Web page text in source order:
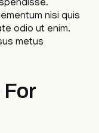
nisi quis
odio ut enim.
metus